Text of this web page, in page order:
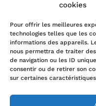
cookies
Pour offrir les meilleures
technologies telles que les
informations des appareils.
nous permettra de traiter
de navigation ou les ID
consentir ou de retirer son
sur certaines